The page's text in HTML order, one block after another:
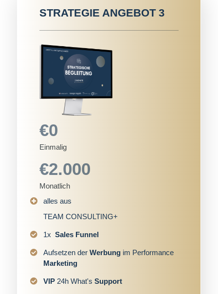
STRATEGIE ANGEBOT 3
€0
Einmalig
€2.000
Monatlich
alles aus
TEAM CONSULTING+
1x Sales Funnel
Aufsetzen der Werbungim Performance
Marketing
VIP24h What's Support